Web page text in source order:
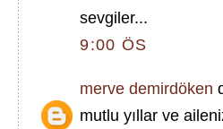
sevgiler...
9:00 ÖS
merve demirdöken
mutlu yıllar ve